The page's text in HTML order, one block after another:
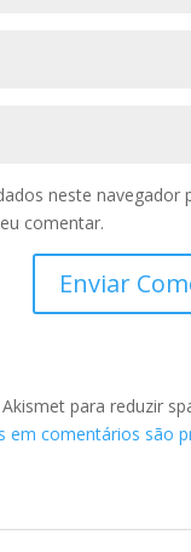
neste navegador
comentar.
para reduzir
em comentários são